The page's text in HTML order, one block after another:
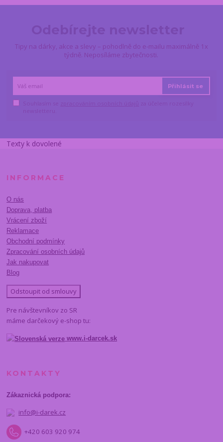
Tipy na dárky, akce a slevy – pohodlně do e-mailu maximálně 1x
týdně. Neposíláme zbytečnosti.
Přihlásit se
Texty k dovolené
INFORMACE
O nás
Doprava, platba
Vrácení zboží
Reklamace
Obchodní podmínky
Zpracování osobních údajů
Jak nakupovat
Blog
Odstoupit od smlouvy
Pre návštevníkov zo SR
máme darčekový e-shop tu:
www.i-darcek.sk
KONTAKTY
Zákaznická podpora:
info@i-darek.cz
+420 603 920 974